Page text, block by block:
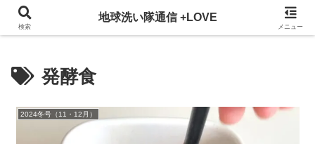
3ヵ月に一回発行している地球洗い隊通信を、WEBでも掲載！
発酵食
2024冬号（11・12月）
検索
地球洗い隊通信 +LOVE
メニュー